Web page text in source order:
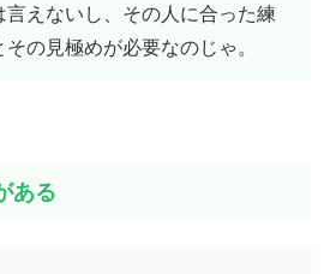
言えないし、その人に合った練
の見極めが必要なのじゃ。
ある